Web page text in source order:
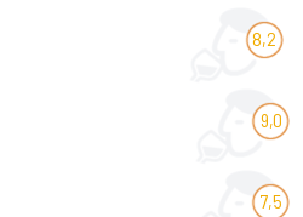
8,2
9,0
7,5